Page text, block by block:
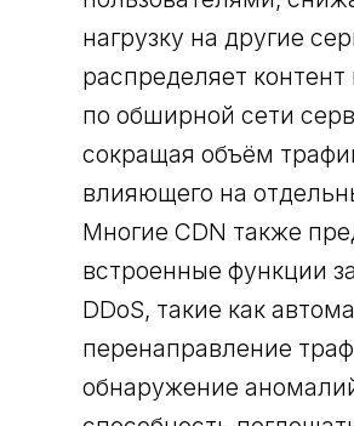
нагрузку на другие
распределяет контент
по обширной сети
сокращая объём
влияющего на
Многие CDN также
встроенные функции
DDoS, такие как
перенаправление
обнаружение